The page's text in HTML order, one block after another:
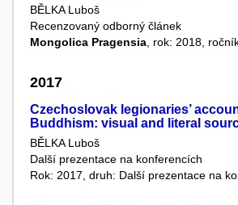
BĚLKA Luboš
Recenzovaný odborný článek
Mongolica Pragensia , rok: 2018,
2017
Czechoslovak legionaries’
Buddhism: visual and literal
BĚLKA Luboš
Další prezentace na konferencích
Rok: 2017, druh: Další prezentace na